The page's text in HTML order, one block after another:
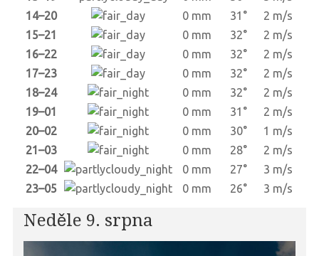
14–20
0 mm 31°
2 m/s
15–21
0 mm 32°
2 m/s
16–22
0 mm 32°
2 m/s
17–23
0 mm 32°
2 m/s
18–24
0 mm 32°
2 m/s
19–01
0 mm 31°
2 m/s
20–02
0 mm 30°
1 m/s
21–03
0 mm 28°
2 m/s
22–04
0 mm 27°
3 m/s
23–05
0 mm 26° 3 m/s
Neděle 9. srpna